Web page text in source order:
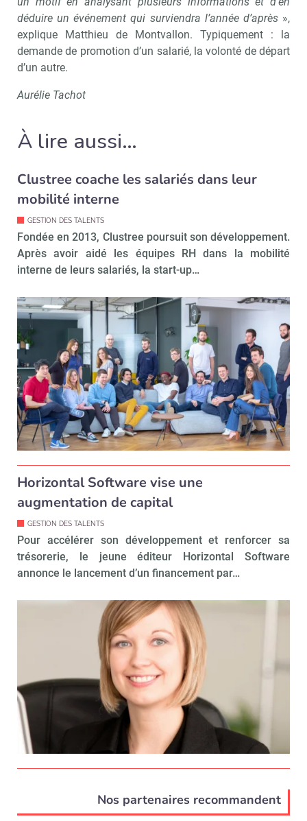
déduire un événement qui surviendra l’année d’après»,
explique Matthieu de Montvallon. Typiquement : la
demande de promotion d’un salarié, la volonté de départ
d’un autre.
Aurélie Tachot
À lire aussi…
Clustree coache les salariés dans leur
mobilité interne
GESTION DES TALENTS
Fondée en 2013, Clustree poursuit son développement.
Après avoir aidé les équipes RH dans la mobilité
interne de leurs salariés, la start-up…
Horizontal Software vise une
augmentation de capital
GESTION DES TALENTS
Pour accélérer son développement et renforcer sa
trésorerie, le jeune éditeur Horizontal Software
annonce le lancement d’un financement par…
Nos partenaires recommandent
Recevoir RH MatinAbonnez-
Non merci, je reçois déjà
!
Je déciderai plus